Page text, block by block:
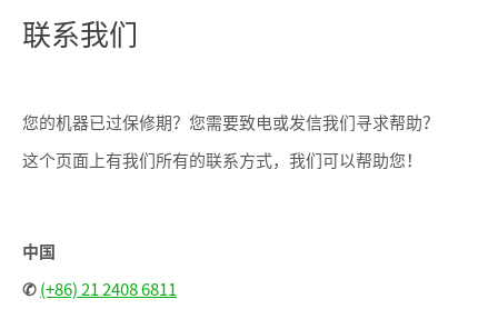
联系我们
您的机器已过保修期？您需要致电或发信我们寻求帮助？
这个页面上有我们所有的联系方式，我们可以帮助您！
中国
✆(+86) 21 2408 6811